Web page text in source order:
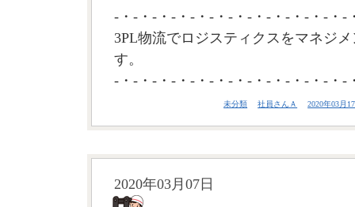
-・-・-・-・-・-・-・-・-・-・-・-・-
3PL物流でロジスティクスをマネジ
す。
-・-・-・-・-・-・-・-・-・-・-・-・-
未分類 社員さんＡ 2020年03月
2020年03月07日